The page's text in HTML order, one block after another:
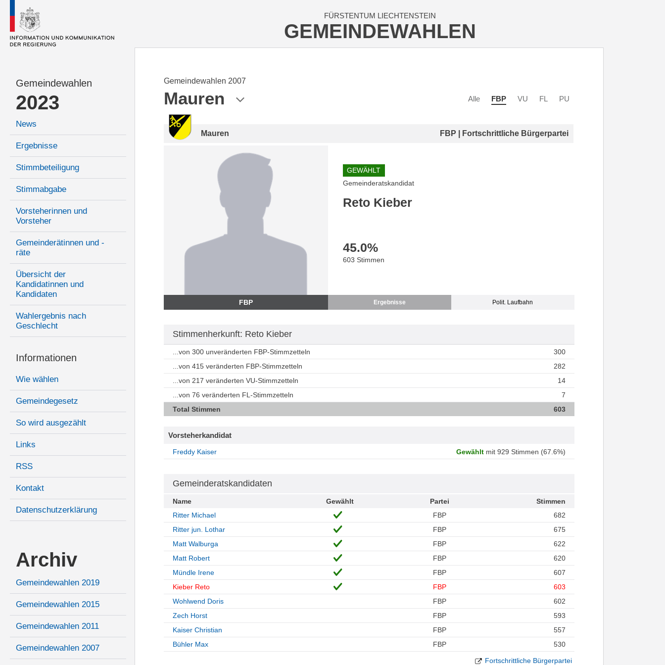
FÜRSTENTUM LIECHTENSTEIN
GEMEINDEWAHLEN
Gemeindewahlen
2023
News
Ergebnisse
Stimmbeteiligung
Stimmabgabe
Vorsteherinnen und
Vorsteher
Gemeinderätinnen und -
räte
Übersicht der
Kandidatinnen und
Kandidaten
Wahlergebnis nach
Geschlecht
Informationen
Wie wählen
Gemeindegesetz
So wird ausgezählt
Links
RSS
Kontakt
Datenschutzerklärung
Archiv
Gemeindewahlen 2019
Gemeindewahlen 2015
Gemeindewahlen 2011
Gemeindewahlen 2007
Gemeindewahlen 2007
Mauren Alle FBP VU FL PU
Mauren FBP | Fortschrittliche Bürgerpartei
FBP
GEWÄHLT
Gemeinderatskandidat
Reto Kieber
45.0%
603 Stimmen
Ergebnisse Polit. Laufbahn
Stimmenherkunft: Reto Kieber
...von 300 unveränderten FBP-Stimmzetteln
300
...von 415 veränderten FBP-Stimmzetteln
282
...von 217 veränderten VU-Stimmzetteln
14
...von 76 veränderten FL-Stimmzetteln
7
Total Stimmen
603
Vorsteherkandidat
Freddy Kaiser Gewähltmit 929 Stimmen (67.6%)
Gemeinderatskandidaten
Name Gewählt Partei
Stimmen
Ritter Michael
FBP
682
Ritter jun. Lothar
FBP
675
Matt Walburga
FBP
622
Matt Robert
FBP
620
Mündle Irene
FBP
607
Kieber Reto
FBP
603
Wohlwend Doris
FBP
602
Zech Horst
FBP
593
Kaiser Christian
FBP
557
Bühler Max
FBP 530
Fortschrittliche Bürgerpartei